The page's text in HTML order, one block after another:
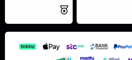
و افلت الملف هنا
استعراض
نتميز بلجودة